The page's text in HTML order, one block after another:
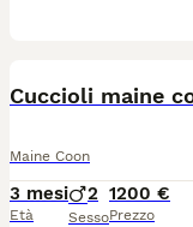
Cuccioli maine
Maine Coon
3 mesi
Età
2
Sesso
1200 €
Prezzo